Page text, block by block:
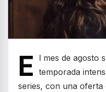
E
l mes de agosto
temporada
series, con una oferta